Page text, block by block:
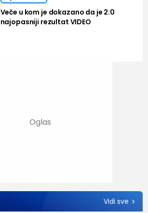
Veče u kom je dokazano da je 2:0
najopasniji rezultat VIDEO
Vidi sve